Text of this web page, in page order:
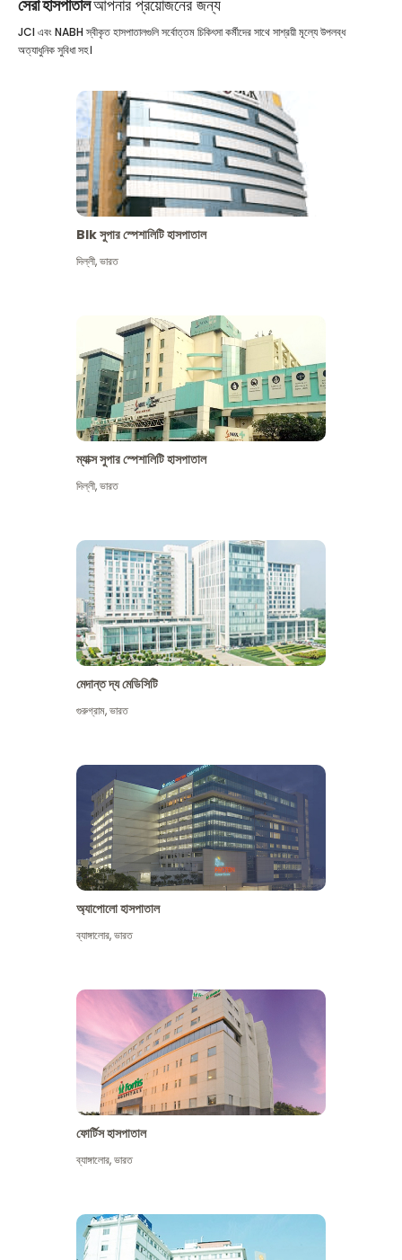
সেরা হাসপাতালআপনার প্রয়োজনের জন্য
JCI এবং NABH স্বীকৃত হাসপাতালগুলি সর্বোত্তম চিকিৎসা কর্মীদের সাথে সাশ্রয়ী মূল্যে উপলব্ধ
অত্যাধুনিক সুবিধা সহ।
Blk সুপার স্পেশালিটি হাসপাতাল
দিল্লী,ভারত
ম্যাক্স সুপার স্পেশালিটি হাসপাতাল
দিল্লী,ভারত
মেদান্ত দ্য মেডিসিটি
গুরুগ্রাম,ভারত
অ্যাপোলো হাসপাতাল
ব্যাঙ্গালোর,ভারত
ফোর্টিস হাসপাতাল
ব্যাঙ্গালোর,ভারত